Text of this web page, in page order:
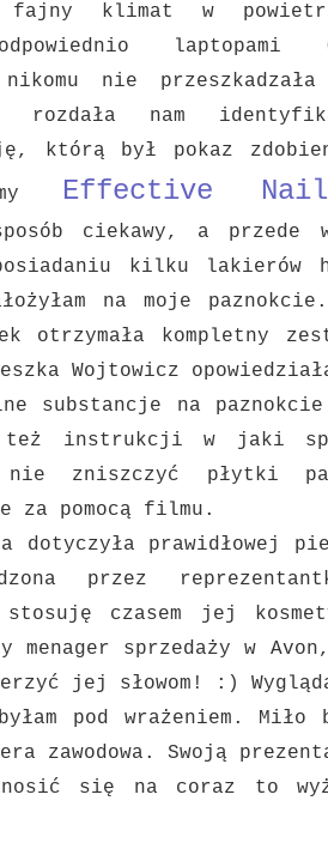
klimat w
laptopami
nie
rozdała nam
którą był pokaz
Effective
ciekawy, a przede
kilku lakierów
na moje
otrzymała kompletny
Wojtowicz
substancje na
też instrukcji w jaki
zniszczyć płytki
za pomocą filmu.
dotyczyła prawidłowej
przez
czasem jej
menager sprzedaży w Avon,
jej słowom! :)
pod wrażeniem. Miło
zawodowa. Swoją
się na coraz to